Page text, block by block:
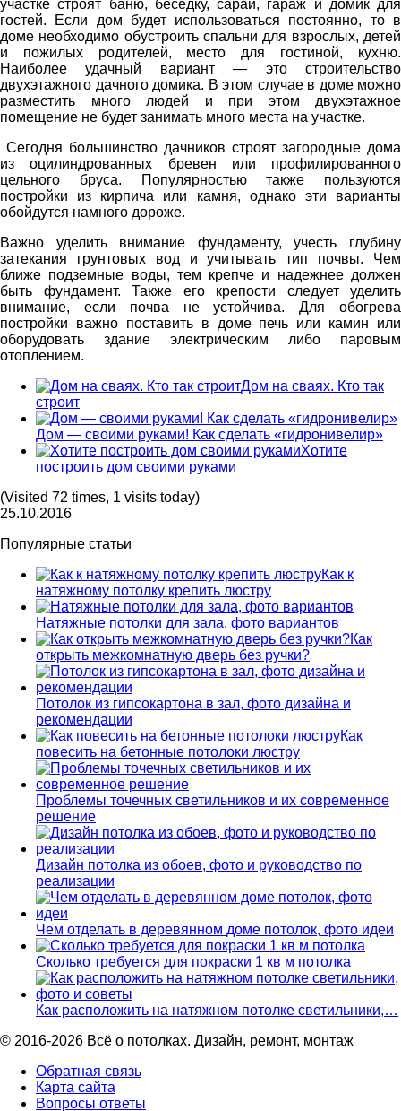
участке строят баню, беседку, сарай, гараж и домик для
гостей. Если дом будет использоваться постоянно, то в
доме необходимо обустроить спальни для взрослых, детей
и пожилых родителей, место для гостиной, кухню.
Наиболее удачный вариант — это строительство
двухэтажного дачного домика. В этом случае в доме можно
разместить много людей и при этом двухэтажное
помещение не будет занимать много места на участке.
Сегодня большинство дачников строят загородные дома
из оцилиндрованных бревен или профилированного
цельного бруса. Популярностью также пользуются
постройки из кирпича или камня, однако эти варианты
обойдутся намного дороже.
Важно уделить внимание фундаменту, учесть глубину
затекания грунтовых вод и учитывать тип почвы. Чем
ближе подземные воды, тем крепче и надежнее должен
быть фундамент. Также его крепости следует уделить
внимание, если почва не устойчива. Для обогрева
постройки важно поставить в доме печь или камин или
оборудовать здание электрическим либо паровым
отоплением.
Дом на сваях. Кто так
строит
Дом — своими руками! Как сделать «гидронивелир»
Хотите
построить дом своими руками
(Visited 72 times, 1 visits today)
25.10.2016
Популярные статьи
Как к
натяжному потолку крепить люстру
Натяжные потолки для зала, фото вариантов
Как
открыть межкомнатную дверь без ручки?
Потолок из гипсокартона в зал, фото дизайна и
рекомендации
Как
повесить на бетонные потолоки люстру
Проблемы точечных светильников и их современное
решение
Дизайн потолка из обоев, фото и руководство по
реализации
Чем отделать в деревянном доме потолок, фото идеи
Сколько требуется для покраски 1 кв м потолка
Как расположить на натяжном потолке светильники,…
© 2016-2026 Всё о потолках. Дизайн, ремонт, монтаж
Обратная связь
Карта сайта
Вопросы ответы